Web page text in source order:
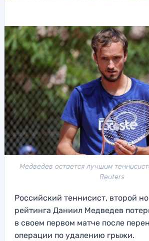
Медведев остается лучшим
Reuters
Российский теннисист, второй
рейтинга Даниил Медведев
в своем первом матче после
операции по удалению грыжи.